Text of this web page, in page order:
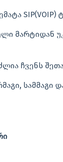
მარტიდან
ჩვენს
სამმაგი